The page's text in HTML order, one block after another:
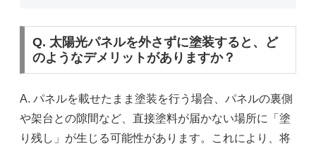
Q. 太陽光パネルを外さずに塗装すると、ど
のようなデメリットがありますか？
A. パネルを載せたまま塗装を行う場合、パネルの裏側
や架台との隙間など、直接塗料が届かない場所に「塗
り残し」が生じる可能性があります。これにより、将